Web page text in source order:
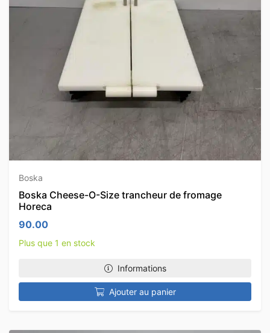
Boska
Boska Cheese-O-Size trancheur de fromage
Horeca
90.00
Plus que 1 en stock
Informations
Ajouter au panier